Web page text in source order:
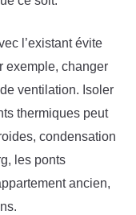
l’existant évite
exemple, changer
ventilation. Isoler
thermiques peut
condensation
les ponts
ancien,